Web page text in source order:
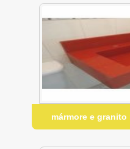
mármore e